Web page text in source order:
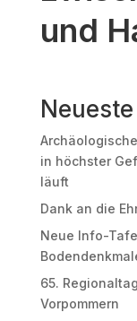
und
in höchster
läuft
Dank an die
Neue Info-
65.
Vorpommern